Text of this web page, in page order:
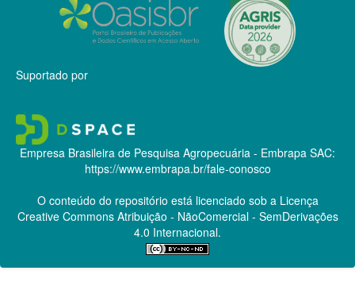
Suportado por
Empresa Brasileira de Pesquisa Agropecuária - Embrapa SAC:
https://www.embrapa.br/fale-conosco
O conteúdo do repositório está licenciado sob a Licença
Creative CommonsAtribuição - NãoComercial - SemDerivações
4.0 Internacional.